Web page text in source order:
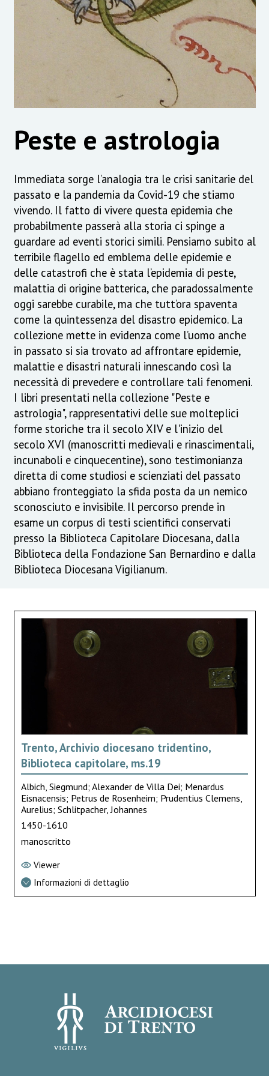
Peste e astrologia
Immediata sorge l’analogia tra le crisi sanitarie del
passato e la pandemia da Covid-19 che stiamo
vivendo. Il fatto di vivere questa epidemia che
probabilmente passerà alla storia ci spinge a
guardare ad eventi storici simili. Pensiamo subito al
terribile flagello ed emblema delle epidemie e
delle catastrofi che è stata l’epidemia di peste,
malattia di origine batterica, che paradossalmente
oggi sarebbe curabile, ma che tutt’ora spaventa
come la quintessenza del disastro epidemico. La
collezione mette in evidenza come l’uomo anche
in passato si sia trovato ad affrontare epidemie,
malattie e disastri naturali innescando così la
necessità di prevedere e controllare tali fenomeni.
I libri presentati nella collezione "Peste e
astrologia", rappresentativi delle sue molteplici
forme storiche tra il secolo XIV e l'inizio del
secolo XVI (manoscritti medievali e rinascimentali,
incunaboli e cinquecentine), sono testimonianza
diretta di come studiosi e scienziati del passato
abbiano fronteggiato la sfida posta da un nemico
sconosciuto e invisibile. Il percorso prende in
esame un corpus di testi scientifici conservati
presso la Biblioteca Capitolare Diocesana, dalla
Biblioteca della Fondazione San Bernardino e dalla
Biblioteca Diocesana Vigilianum.
Trento, Archivio diocesano tridentino,
Biblioteca capitolare, ms.19
Albich, Siegmund; Alexander de Villa Dei; Menardus
Eisnacensis; Petrus de Rosenheim; Prudentius Clemens,
Aurelius; Schlitpacher, Johannes
1450-1610
manoscritto
Viewer
Informazioni di dettaglio